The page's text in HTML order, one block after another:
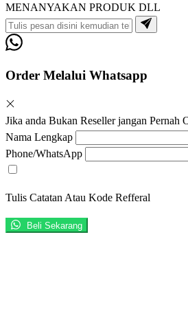
MENANYAKAN PRODUK DLL
Order Melalui Whatsapp
Jika anda Bukan Reseller jangan Pernah
Nama Lengkap
Phone/WhatsApp
Tulis Catatan Atau Kode Refferal
Beli Sekarang